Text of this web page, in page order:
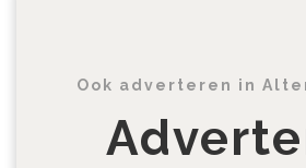
Ook adverteren in